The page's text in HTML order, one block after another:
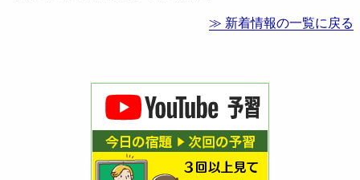
≫ 新着情報の一覧に戻る